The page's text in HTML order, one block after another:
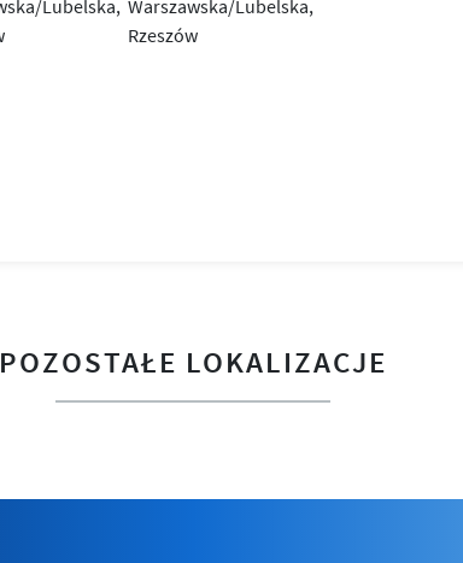
POZOSTAŁE LOKALIZACJE